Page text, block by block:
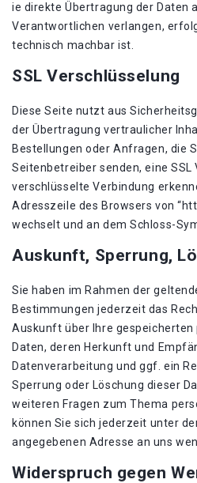
ie direkte Übertragung der Daten
Verantwortlichen verlangen,
technisch machbar ist.
SSL Verschlüsselung
Diese Seite nutzt aus
der Übertragung vertraulicher
Bestellungen oder Anfragen, die
Seitenbetreiber senden, eine SSL
verschlüsselte Verbindung
Adresszeile des Browsers von
wechselt und an dem Schloss-
Auskunft, Sperrung,
Sie haben im Rahmen der
Bestimmungen jederzeit das
Auskunft über Ihre gespeicherten
Daten, deren Herkunft und
Datenverarbeitung und ggf. ein
Sperrung oder Löschung dieser
weiteren Fragen zum Thema
können Sie sich jederzeit unter
angegebenen Adresse an uns
Widerspruch gegen